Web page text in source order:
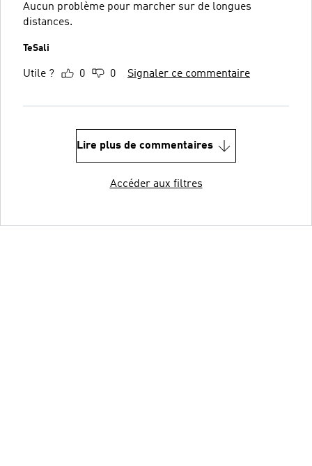
Aucun problème pour marcher sur de longues
distances.
TeSali
Utile ? 0 0 Signaler ce commentaire
Lire plus de commentaires
Accéder aux filtres